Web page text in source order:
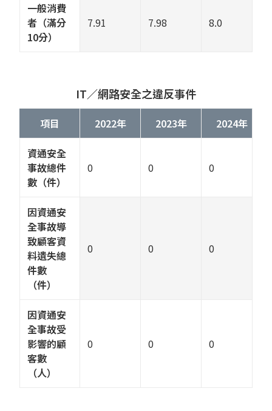
一般消費
者（滿分
10分）
7.91 7.98 8.0
IT／網路安全之違反事件
項目 2022年 2023年 2024年
資通安全
事故總件
數（件）
0 0 0
因資通安
全事故導
致顧客資
料遺失總
件數
（件）
0 0 0
因資通安
全事故受
影響的顧
客數
（人）
0 0 0